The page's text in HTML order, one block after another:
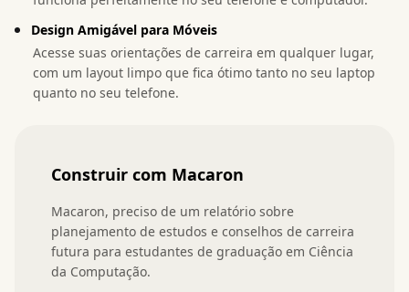
Design Amigável para Móveis
Acesse suas orientações de carreira em qualquer lugar,
com um layout limpo que fica ótimo tanto no seu laptop
quanto no seu telefone.
Construir com Macaron
Macaron, preciso de um relatório sobre
planejamento de estudos e conselhos de carreira
futura para estudantes de graduação em Ciência
da Computação.